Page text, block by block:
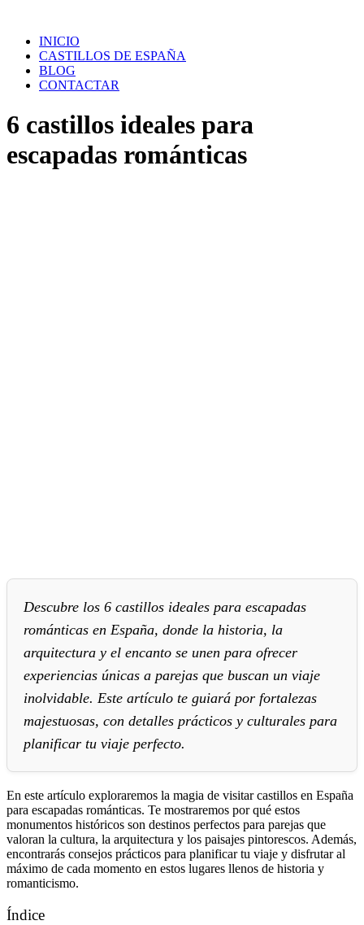
contenidoINICIO
CASTILLOS DE ESPAÑA
BLOG
CONTACTAR
6 castillos ideales para
escapadas románticas
Descubre los 6 castillos ideales para escapadas
románticas en España, donde la historia, la
arquitectura y el encanto se unen para ofrecer
experiencias únicas a parejas que buscan un viaje
inolvidable. Este artículo te guiará por fortalezas
majestuosas, con detalles prácticos y culturales para
planificar tu viaje perfecto.
En este artículo exploraremos la magia de visitar castillos en España
para escapadas románticas. Te mostraremos por qué estos
monumentos históricos son destinos perfectos para parejas que
valoran la cultura, la arquitectura y los paisajes pintorescos. Además,
encontrarás consejos prácticos para planificar tu viaje y disfrutar al
máximo de cada momento en estos lugares llenos de historia y
romanticismo.
Índice